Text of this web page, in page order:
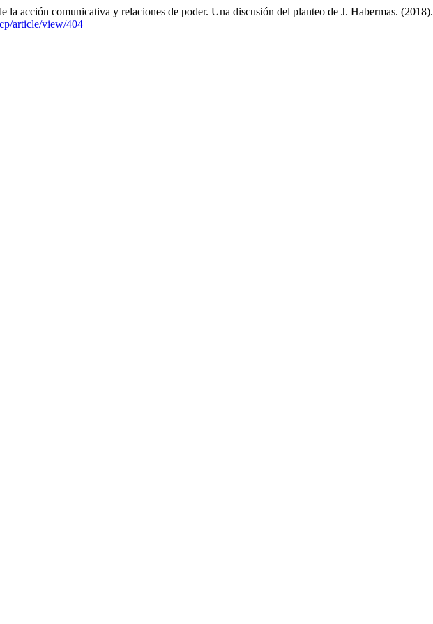
la acción comunicativa y relaciones de poder. Una discusión del planteo de J. Habermas. (2018).
article/view/404